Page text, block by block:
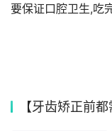
要保证口腔卫生,吃
【牙齿矫正前